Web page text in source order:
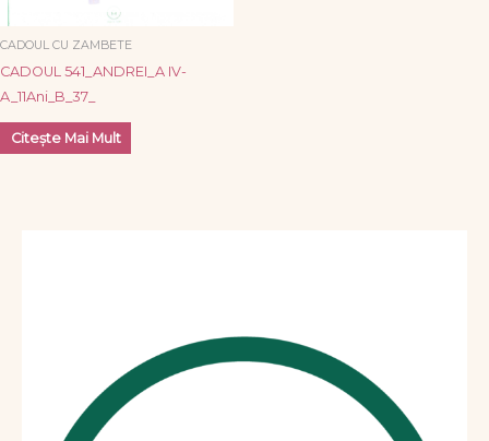
CADOUL CU ZAMBETE
CADOUL 541_ANDREI_A IV-
A_11Ani_B_37_
Citește Mai Mult